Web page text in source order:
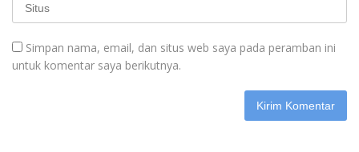
Simpan nama, email, dan situs web saya pada peramban ini
untuk komentar saya berikutnya.